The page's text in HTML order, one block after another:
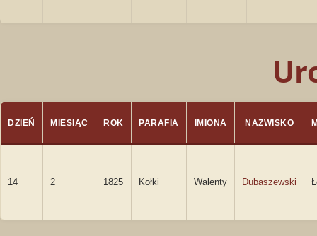
DZIEŃ MIESIĄC ROK PARAFIA IMIONA NAZWISKO
14 2 1825 Kołki Walenty Dubaszewski